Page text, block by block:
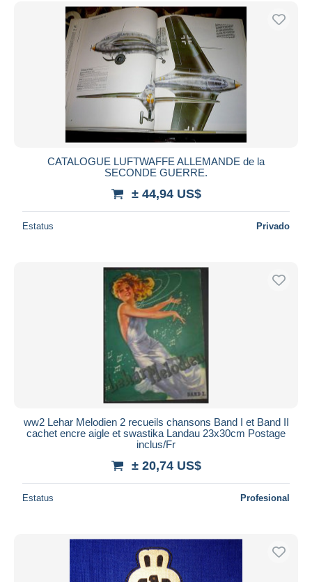
Sólo con descuento
Envío gratis
Métodos de pago
PayPal
Transferencia bancaria
Bancontact
iDeal
Maestro
Residencia del vendedor
Aplicar
CATALOGUE LUFTWAFFE ALLEMANDE de la
SECONDE GUERRE.
± 44,94 US$
Estatus Privado
ww2 Lehar Melodien 2 recueils chansons Band I et Band II
cachet encre aigle et swastika Landau 23x30cm Postage
inclus/Fr
± 20,74 US$
Estatus Profesional